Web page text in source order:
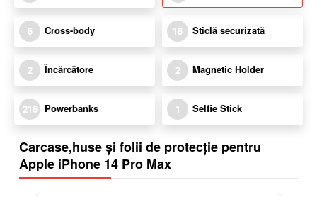
6 Cross-body 18 Sticlă securizată
2 Încărcătore 2 Magnetic Holder
216 Powerbanks 1 Selfie Stick
Carcase,huse și folii de protecție pentru
Apple iPhone 14 Pro Max